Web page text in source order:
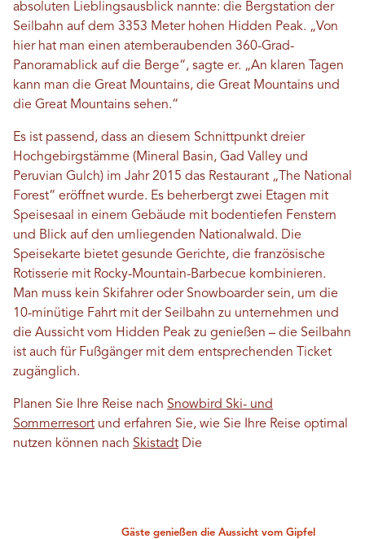
absoluten Lieblingsausblick nannte: die Bergstation der
Seilbahn auf dem 3353 Meter hohen Hidden Peak. „Von
hier hat man einen atemberaubenden 360-Grad-
Panoramablick auf die Berge“, sagte er. „An klaren Tagen
kann man die Great Mountains, die Great Mountains und
die Great Mountains sehen.“
Es ist passend, dass an diesem Schnittpunkt dreier
Hochgebirgstämme (Mineral Basin, Gad Valley und
Peruvian Gulch) im Jahr 2015 das Restaurant „The National
Forest“ eröffnet wurde. Es beherbergt zwei Etagen mit
Speisesaal in einem Gebäude mit bodentiefen Fenstern
und Blick auf den umliegenden Nationalwald. Die
Speisekarte bietet gesunde Gerichte, die französische
Rotisserie mit Rocky-Mountain-Barbecue kombinieren.
Man muss kein Skifahrer oder Snowboarder sein, um die
10-minütige Fahrt mit der Seilbahn zu unternehmen und
die Aussicht vom Hidden Peak zu genießen – die Seilbahn
ist auch für Fußgänger mit dem entsprechenden Ticket
zugänglich.
Planen Sie Ihre Reise nach Snowbird Ski- und
Sommerresort und erfahren Sie, wie Sie Ihre Reise optimal
nutzen können nach Skistadt Die
Gäste genießen die Aussicht vom Gipfel